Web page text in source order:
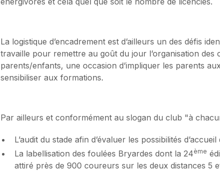
La logistique d’encadrement est d’ailleurs un des défis
travaille pour remettre au goût du jour l’organisation des
parents/enfants, une occasion d’impliquer les parents
sensibiliser aux formations.
Par ailleurs et conformément au slogan du club "à
L’audit du stade afin d’évaluer les possibilités d’accueil
La labellisation des foulées Bryardes dont la 24ème
attiré près de 900 coureurs sur les deux distances 5